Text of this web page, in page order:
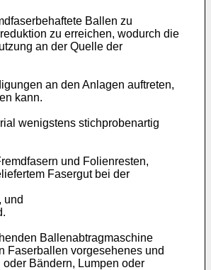
Ballen zu
zu erreichen, wodurch die
an der Quelle der
an den Anlagen auftreten,
kann.
wenigstens stichprobenartig
und Folienresten,
Fasergut bei der
und
Ballenabtragmaschine
Faserballen vorgesehenes und
Bändern, Lumpen oder